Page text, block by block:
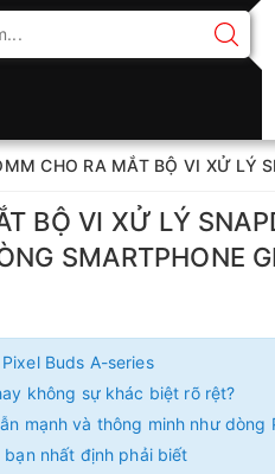
CHO RA MẮT BỘ VI XỬ LÝ
BỘ VI XỬ LÝ
SMARTPHONE
Buds A-series
không sự khác biệt rõ rệt?
mạnh và thông minh như dòng
nhất định phải biết